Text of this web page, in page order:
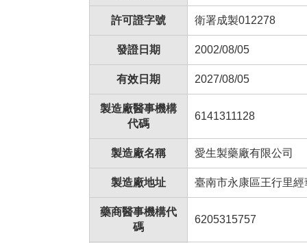
許可證字號 衛署成製012278
發證日期 2002/08/05
有效日期 2027/08/05
製造廠醫事機構
代碼
6141311128
製造廠名稱 愛生製藥廠有限公司
製造廠地址 臺南市永康區王行里
藥商醫事機構代
碼
6205315757